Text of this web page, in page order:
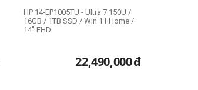
HP 14-EP1005TU - Ultra 7 150U /
16GB / 1TB SSD / Win 11 Home /
14" FHD
22,490,000đ